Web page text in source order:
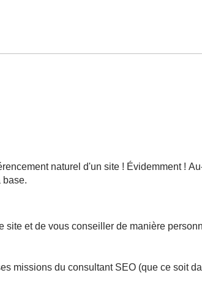
naturel d'un site ! Évidemment !
base.
site et de vous conseiller de manière
missions du consultant SEO (que ce soit